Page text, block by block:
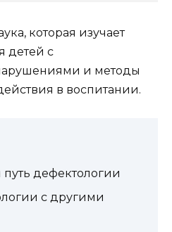
которая изучает
детей с
и методы
в воспитании.
дефектологии
с другими